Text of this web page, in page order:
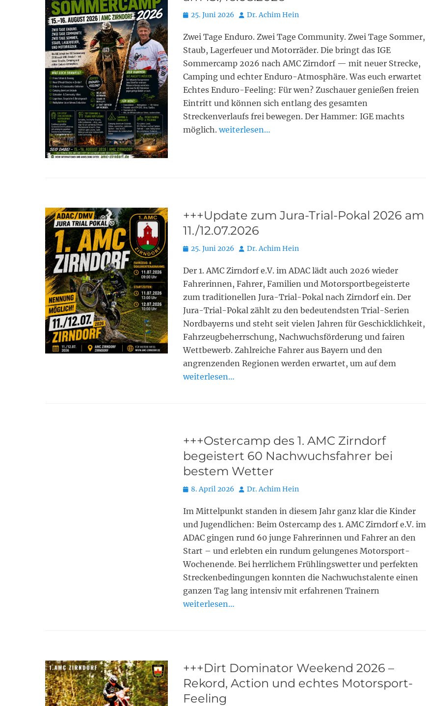
Posted
25. Juni 2026 AutorDr. Achim Hein
Zwei Tage Enduro. Zwei Tage Community. Zwei Tage Sommer,
Staub, Lagerfeuer und Motorräder. Die bringt das IGE
Sommercamp 2026 nach AMC Zirndorf — mit neuer Strecke,
Camping und echter Enduro-Atmosphäre. Was euch erwartet
Echtes Enduro-Feeling: Für wen? Zuschauer genießen freien
Eintritt und können sich entlang des gesamten
Streckenverlaufs frei bewegen. Der Hammer: IGE machts
möglich. weiterlesen…
+++Update zum Jura-Trial-Pokal 2026 am
11./12.07.2026
Posted
25. Juni 2026 AutorDr. Achim Hein
Der 1. AMC Zirndorf e.V. im ADAC lädt auch 2026 wieder
Fahrerinnen, Fahrer, Familien und Motorsportbegeisterte
zum traditionellen Jura-Trial-Pokal nach Zirndorf ein. Der
Jura-Trial-Pokal zählt zu den bedeutendsten Trial-Serien
Nordbayerns und steht seit vielen Jahren für Geschicklichkeit,
Fahrzeugbeherrschung, Nachwuchsförderung und fairen
Wettbewerb. Zahlreiche Fahrer aus Bayern und den
angrenzenden Regionen werden erwartet, um auf dem
weiterlesen…
+++Ostercamp des 1. AMC Zirndorf
begeistert 60 Nachwuchsfahrer bei
bestem Wetter
Posted
8. April 2026 AutorDr. Achim Hein
Im Mittelpunkt standen in diesem Jahr ganz klar die Kinder
und Jugendlichen: Beim Ostercamp des 1. AMC Zirndorf e.V. im
ADAC gingen rund 60 junge Fahrerinnen und Fahrer an den
Start – und erlebten ein rundum gelungenes Motorsport-
Wochenende. Bei herrlichem Frühlingswetter und perfekten
Streckenbedingungen konnten die Nachwuchstalente einen
ganzen Tag lang intensiv mit erfahrenen Trainern
weiterlesen…
+++Dirt Dominator Weekend 2026 –
Rekord, Action und echtes Motorsport-
Feeling